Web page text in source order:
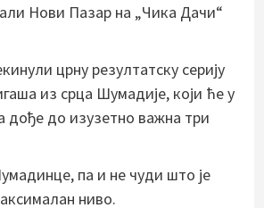
Нови Пазар на „Чика Дачи“
црну резултатску серију
из срца Шумадије, који ће у
дође до изузетно важна три
па и не чуди што је
ниво.